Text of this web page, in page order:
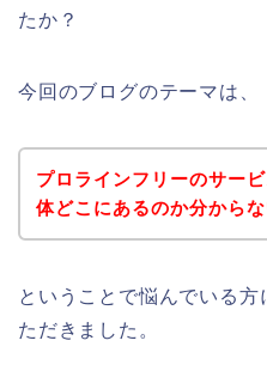
たか？
今回のブログのテーマは、
プロラインフリーのサー
体どこにあるのか分からな
ということで悩んでいる
ただきました。